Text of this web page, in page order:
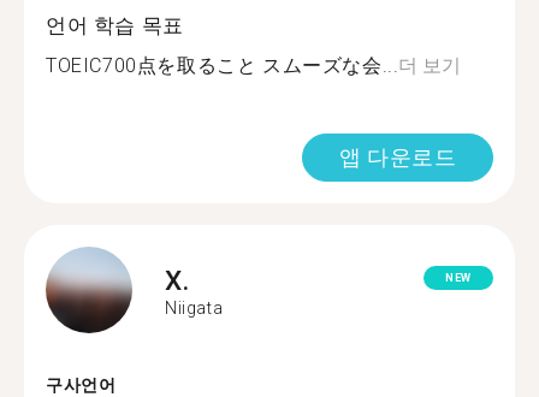
언어 학습 목표
TOEIC700点を取ること スムーズな会... 더 보기
앱 다운로드
X.
Niigata
NEW
구사언어